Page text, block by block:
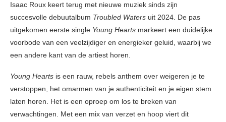
Isaac Roux keert terug met nieuwe muziek sinds zijn
succesvolle debuutalbum Troubled Waters uit 2024. De pas
uitgekomen eerste single Young Hearts markeert een duidelijke
voorbode van een veelzijdiger en energieker geluid, waarbij we
een andere kant van de artiest horen.
Young Hearts is een rauw, rebels anthem over weigeren je te
verstoppen, het omarmen van je authenticiteit en je eigen stem
laten horen. Het is een oproep om los te breken van
verwachtingen. Met een mix van verzet en hoop viert dit